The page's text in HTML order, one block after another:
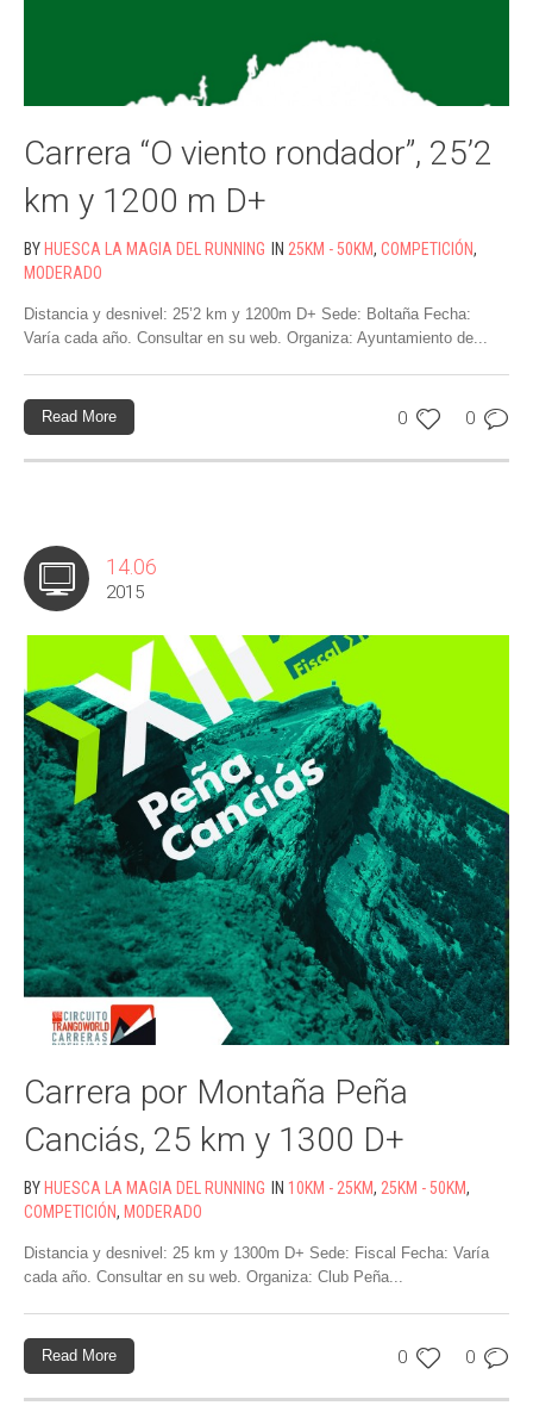
Carrera “O viento rondador”, 25’2
km y 1200 m D+
BY HUESCA LA MAGIA DEL RUNNING IN 25KM - 50KM, COMPETICIÓN,
MODERADO
Distancia y desnivel: 25’2 km y 1200m D+ Sede: Boltaña Fecha:
Varía cada año. Consultar en su web. Organiza: Ayuntamiento de...
0 0
Read More
14.06
2015
Carrera por Montaña Peña
Canciás, 25 km y 1300 D+
BY HUESCA LA MAGIA DEL RUNNING IN 10KM - 25KM, 25KM - 50KM,
COMPETICIÓN, MODERADO
Distancia y desnivel: 25 km y 1300m D+ Sede: Fiscal Fecha: Varía
cada año. Consultar en su web. Organiza: Club Peña...
0 0
Read More